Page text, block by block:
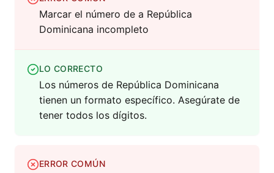
Marcar el número de a República
Dominicana incompleto
LO CORRECTO
Los números de República Dominicana
tienen un formato específico. Asegúrate de
tener todos los dígitos.
ERROR COMÚN